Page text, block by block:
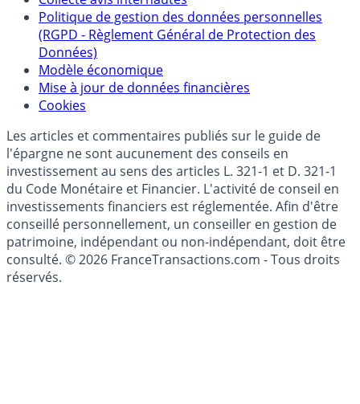
épargne
Collecte avis internautes
Politique de gestion des données personnelles
(RGPD - Règlement Général de Protection des
Données)
Modèle économique
Cookies
Les articles et commentaires publiés sur le guide de
l'épargne ne sont aucunement des conseils en
investissement au sens des articles L. 321-1 et D. 321-1
du Code Monétaire et Financier. L'activité de conseil en
investissements financiers est réglementée. Afin d'être
conseillé personnellement, un conseiller en gestion de
patrimoine, indépendant ou non-indépendant, doit être